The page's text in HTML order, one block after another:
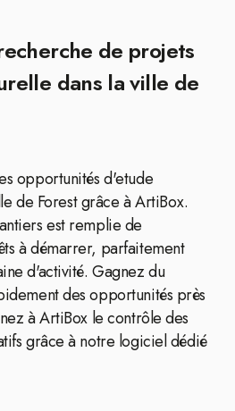
de projets
dans la ville de
opportunités d'etude
de Forest grâce à ArtiBox.
est remplie de
à démarrer, parfaitement
d'activité. Gagnez du
des opportunités près
à ArtiBox le contrôle des
grâce à notre logiciel dédié